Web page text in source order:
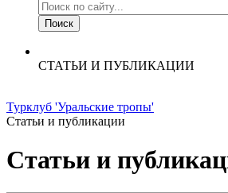
СТАТЬИ И ПУБЛИКАЦИИ
Турклуб 'Уральские тропы'
Статьи и публикации
Статьи и